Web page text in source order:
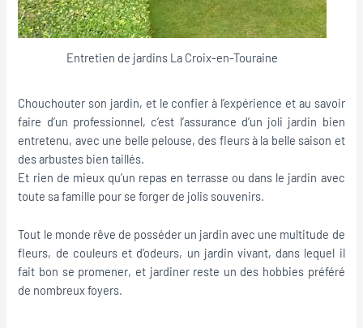
Entretien de jardins La Croix-en-Touraine
Chouchouter son jardin, et le confier à l’expérience et au savoir
faire d’un professionnel, c’est l’assurance d’un joli jardin bien
entretenu, avec une belle pelouse, des fleurs à la belle saison et
des arbustes bien taillés.
Et rien de mieux qu’un repas en terrasse ou dans le jardin avec
toute sa famille pour se forger de jolis souvenirs.
Tout le monde rêve de posséder un jardin avec une multitude de
fleurs, de couleurs et d’odeurs, un jardin vivant, dans lequel il
fait bon se promener, et jardiner reste un des hobbies préféré
de nombreux foyers.